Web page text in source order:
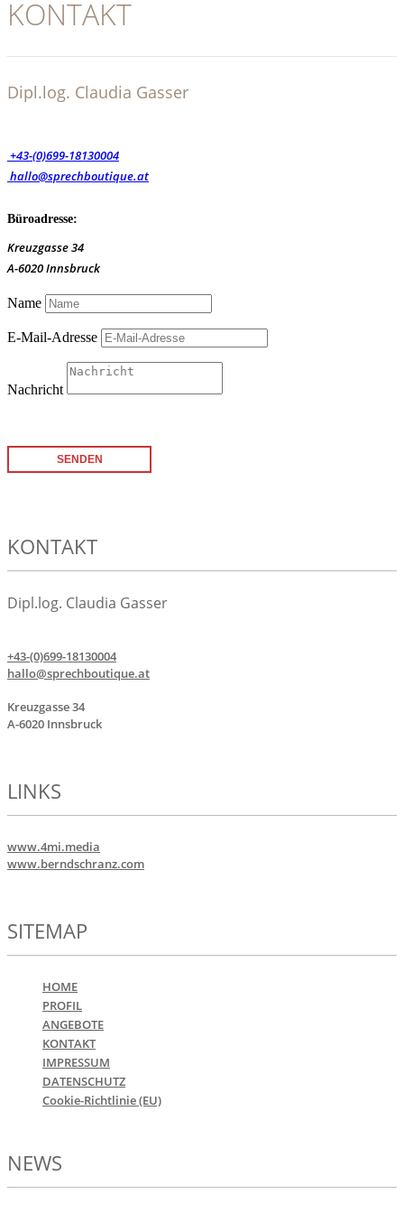
KONTAKT
Dipl.log. Claudia Gasser
+43-(0)699-18130004
hallo@sprechboutique.at
Büroadresse:
Kreuzgasse 34
A-6020 Innsbruck
Name
E-Mail-Adresse
Nachricht
SENDEN
KONTAKT
Dipl.log. Claudia Gasser
+43-(0)699-18130004
hallo@sprechboutique.at
Kreuzgasse 34
A-6020 Innsbruck
LINKS
www.4mi.media
www.berndschranz.com
SITEMAP
HOME
PROFIL
ANGEBOTE
KONTAKT
IMPRESSUM
DATENSCHUTZ
Cookie-Richtlinie (EU)
NEWS